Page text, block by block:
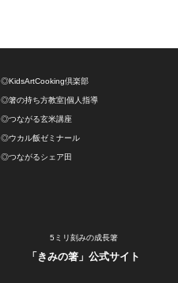
◎KidsArtCooking倶楽部
◎箸の持ち方教室|個人指導
◎つながる玄米講座
◎ウカル飯ゼミナール
◎つながるシェア田
5ミリ刻みの成長箸
「きみの箸」公式サイト